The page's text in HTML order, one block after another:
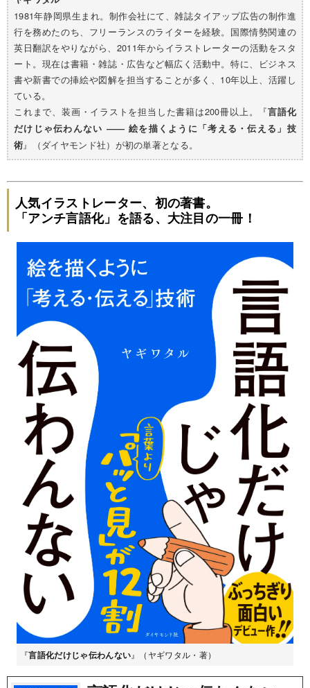
1981年静岡県生まれ。制作会社にて、雑誌タイアップ広告の制作進
行を務めたのち、フリーランスのライターを経験。国際情勢関連の
英日翻訳をやりながら、2011年からイラストレーターの活動をスタ
ート。現在は書籍・雑誌・広告など幅広く活動中。特に、ビジネス
書や新書での挿絵や図解を担当することが多く、10年以上、活躍し
ている。
これまで、装画・イラストを担当した書籍は200冊以上。『言語化
だけじゃ伝わんない ―― 絵を描くように「考える・伝える」技
術』（ダイヤモンド社）が初の単著となる。
人気イラストレーター、初の著書。
「アンチ言語化」を語る、大注目の一冊！
『言語化だけじゃ伝わんない』（ヤギワタル・著）